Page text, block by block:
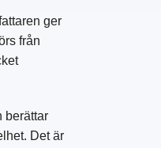
ger
från
berättar
Det är